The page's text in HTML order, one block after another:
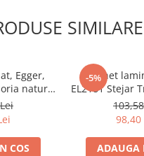
și reprezintă alegerea
SIMILARE
Egger,
natur,
Be
2
COS
-5%
Parchet
EL2181 Stejar
10 mm, 4V,
98,40
ADAUGA